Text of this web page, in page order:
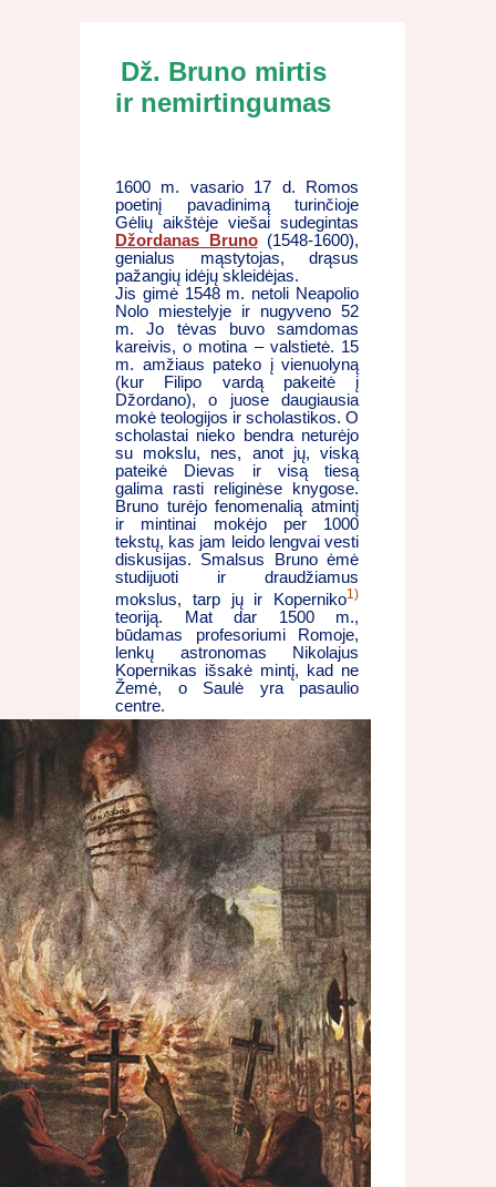
Dž. Bruno mirtis
ir nemirtingumas
1600 m. vasario 17 d. Romos
poetinį pavadinimą turinčioje
Gėlių aikštėje viešai sudegintas
Džordanas Bruno(1548-1600),
genialus mąstytojas, drąsus
pažangių idėjų skleidėjas.
Jis gimė 1548 m. netoli Neapolio
Nolo miestelyje ir nugyveno 52
m. Jo tėvas buvo samdomas
kareivis, o motina – valstietė. 15
m. amžiaus pateko į vienuolyną
(kur Filipo vardą pakeitė į
Džordano), o juose daugiausia
mokė teologijos ir scholastikos. O
scholastai nieko bendra neturėjo
su mokslu, nes, anot jų, viską
pateikė Dievas ir visą tiesą
galima rasti religinėse knygose.
Bruno turėjo fenomenalią atmintį
ir mintinai mokėjo per 1000
tekstų, kas jam leido lengvai vesti
diskusijas. Smalsus Bruno ėmė
studijuoti ir draudžiamus
mokslus, tarp jų ir Koperniko1)
teoriją. Mat dar 1500 m.,
būdamas profesoriumi Romoje,
lenkų astronomas Nikolajus
Kopernikas išsakė mintį, kad ne
Žemė, o Saulė yra pasaulio
centre.